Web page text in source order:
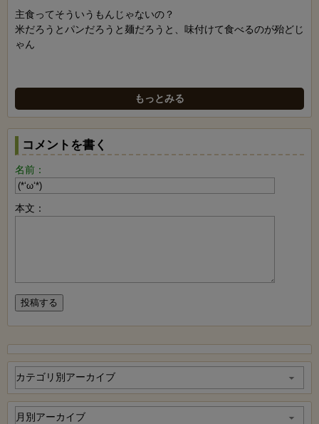
主食ってそういうもんじゃないの？
米だろうとパンだろうと麺だろうと、味付けて食べるのが殆どじ
ゃん
もっとみる
コメントを書く
名前：
本文：